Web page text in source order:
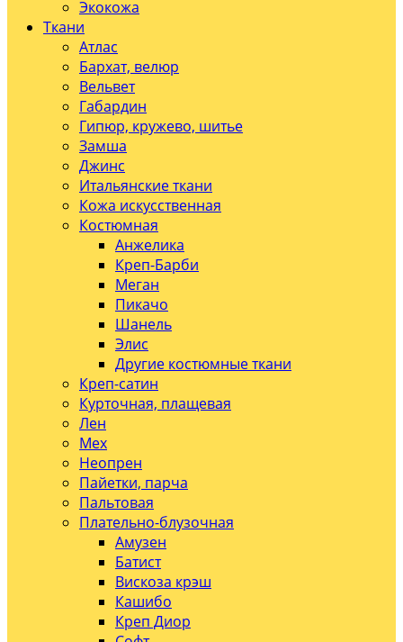
Экокожа
Ткани
Атлас
Бархат, велюр
Вельвет
Габардин
Гипюр, кружево, шитье
Замша
Джинс
Итальянские ткани
Кожа искусственная
Костюмная
Анжелика
Креп-Барби
Меган
Пикачо
Шанель
Элис
Другие костюмные ткани
Креп-сатин
Курточная, плащевая
Лен
Мех
Неопрен
Пайетки, парча
Пальтовая
Плательно-блузочная
Амузен
Батист
Вискоза крэш
Кашибо
Креп Диор